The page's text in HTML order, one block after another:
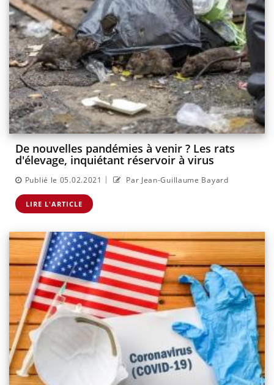
De nouvelles pandémies à venir ? Les rats
d'élevage, inquiétant réservoir à virus
Publié le 05.02.2021 | Par Jean-Guillaume Bayard
LIRE L'ARTICLE